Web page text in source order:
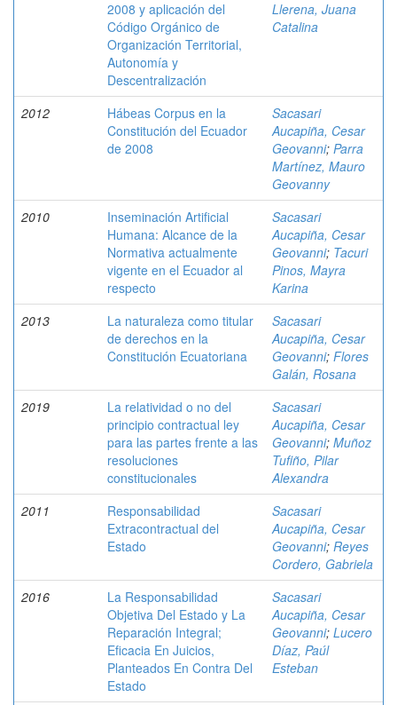
2008 y aplicación del
Código Orgánico de
Organización Territorial,
Autonomía y
Descentralización
Llerena, Juana
Catalina
2012
Hábeas Corpus en la
Constitución del Ecuador
de 2008
Sacasari
Aucapiña, Cesar
Geovanni; Parra
Martínez, Mauro
Geovanny
2010
Inseminación Artificial
Humana: Alcance de la
Normativa actualmente
vigente en el Ecuador al
respecto
Sacasari
Aucapiña, Cesar
Geovanni; Tacuri
Pinos, Mayra
Karina
2013
La naturaleza como titular
de derechos en la
Constitución Ecuatoriana
Sacasari
Aucapiña, Cesar
Geovanni; Flores
Galán, Rosana
2019
La relatividad o no del
principio contractual ley
para las partes frente a las
resoluciones
constitucionales
Sacasari
Aucapiña, Cesar
Geovanni; Muñoz
Tufiño, Pilar
Alexandra
2011
Responsabilidad
Extracontractual del
Estado
Sacasari
Aucapiña, Cesar
Geovanni; Reyes
Cordero, Gabriela
2016
La Responsabilidad
Objetiva Del Estado y La
Reparación Integral;
Eficacia En Juicios,
Planteados En Contra Del
Estado
Sacasari
Aucapiña, Cesar
Geovanni; Lucero
Díaz, Paúl
Esteban